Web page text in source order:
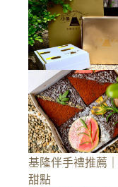
基隆伴手禮推薦
甜點